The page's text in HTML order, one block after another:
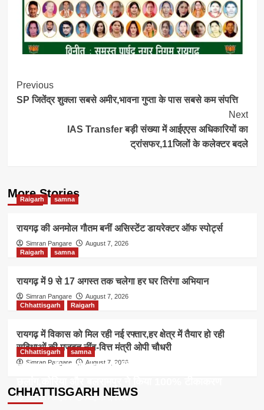
Post
Navigation
Previous
SP जितेंद्र शुक्ला सबसे अमीर,भावना गुप्ता के पास सबसे कम संपत्ति
Next
IAS Transfer बड़ी संख्या में आईएएस अधिकारियों का
ट्रांसफर,11जिलों के कलेक्टर बदले
More Stories
Raigarh samna
रायगढ़ की अनमोल गौतम बनीं असिस्टेंट डायरेक्टर ऑफ स्पोर्ट्स
Simran Pangare
August 7, 2026
Raigarh
samna
रायगढ़ में 9 से 17 अगस्त तक चलेगा हर घर तिरंगा अभियान
Simran Pangare
August 7, 2026
Chhattisgarh
Raigarh
रायगढ़ में विकास को मिल रही नई रफ्तार,हर क्षेत्र में तैयार हो रही
सुविधाओं की मजबूत नींव-वित्त मंत्री ओपी चौधरी
Simran Pangare August 7, 2026
CHHATTISGARH NEWS
Chhattisgarh samna
सर्वाइकल कैंसर से बचाव की दिशा में छत्तीसगढ़ की बड़ी
Simran Pangare August 8, 2026